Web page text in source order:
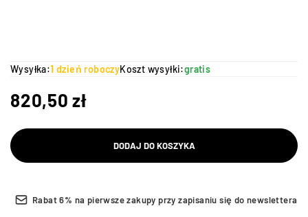
Wysyłka:1 dzień roboczyKoszt wysyłki:gratis
820,50zł
DODAJ DO KOSZYKA
Rabat 6% na pierwsze zakupy przy zapisaniu się do newslettera